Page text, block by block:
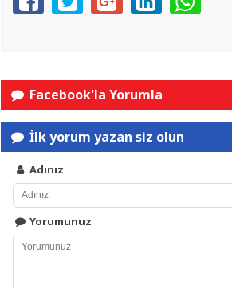
Facebook'la Yorumla
İlk yorum yazan siz olun
Adınız
Yorumunuz